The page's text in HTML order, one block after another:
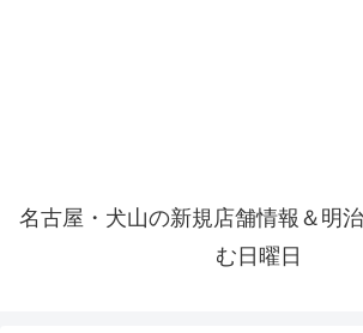
名古屋・犬山の新規店舗情報＆明
む日曜日